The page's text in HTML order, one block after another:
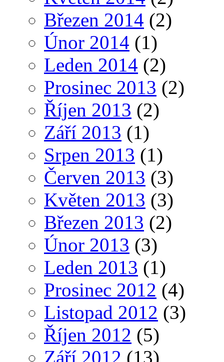
Březen 2014 (2)
Únor 2014 (1)
Leden 2014 (2)
Prosinec 2013 (2)
Říjen 2013 (2)
Září 2013 (1)
Srpen 2013 (1)
Červen 2013 (3)
Květen 2013 (3)
Březen 2013 (2)
Únor 2013 (3)
Leden 2013 (1)
Prosinec 2012 (4)
Listopad 2012 (3)
Říjen 2012 (5)
Září 2012 (13)